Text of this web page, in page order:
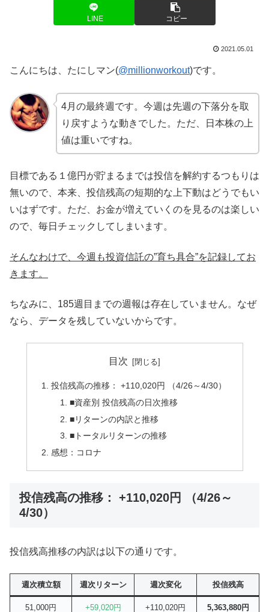
LINE コピー
2021.05.01
こんにちは、たにしマン(@millionworkout)です。
4月の最終週です。今週は先週の下落分を取
り戻すような動きでした。ただ、日本株の上
値は重いですね。
目標である１億円が貯まるまでは投信を解約するつもりは
無いので、本来、投信残高の短期的な上下動はどうでもい
いはずです。ただ、お金が増えていくのを見るのは楽しい
ので、毎日チェックしてしまいます。
そんなわけで、今週も投資信託の”育ち具合”を記録してお
きます。
ちなみに、185週目までの週報は存在していません。なぜ
なら、データを残していないからです。
目次
投信残高の推移： +110,020円 （4/26～4/30）
■資産別 投信残高の日次推移
■リターンの内訳と推移
■トータルリターンの推移
感想：コロナ
投信残高の推移： +110,020円 （4/26～
4/30）
投信残高推移の内訳は以下の通りです。
週次積立額 週次リターン 週次変化 投信残高
51,000円 +59,020円 +110,020円 5,363,880円